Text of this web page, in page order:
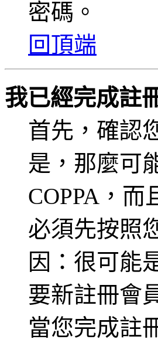
密碼。
回頂端
我已經完成註
首先，確認
是，那麼可
COPPA，
必須先按照
因：很可能
要新註冊會
當您完成註